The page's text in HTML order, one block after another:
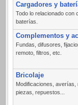
Cargadores y
Todo lo relacionado con
baterías.
Complementos y
Fundas, difusores,
remoto, filtros, etc.
Bricolaje
Modificaciones, averías,
piezas, repuestos...